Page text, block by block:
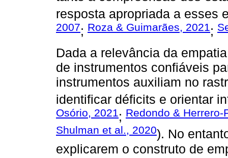
resposta apropriada a esses
2007; Roza & Guimarães, 2021;
Dada a relevância da
de instrumentos confiáveis
instrumentos auxiliam no
identificar déficits e orientar
Osório, 2021; Redondo &
Shulman et al., 2020). No
explicarem o construto de